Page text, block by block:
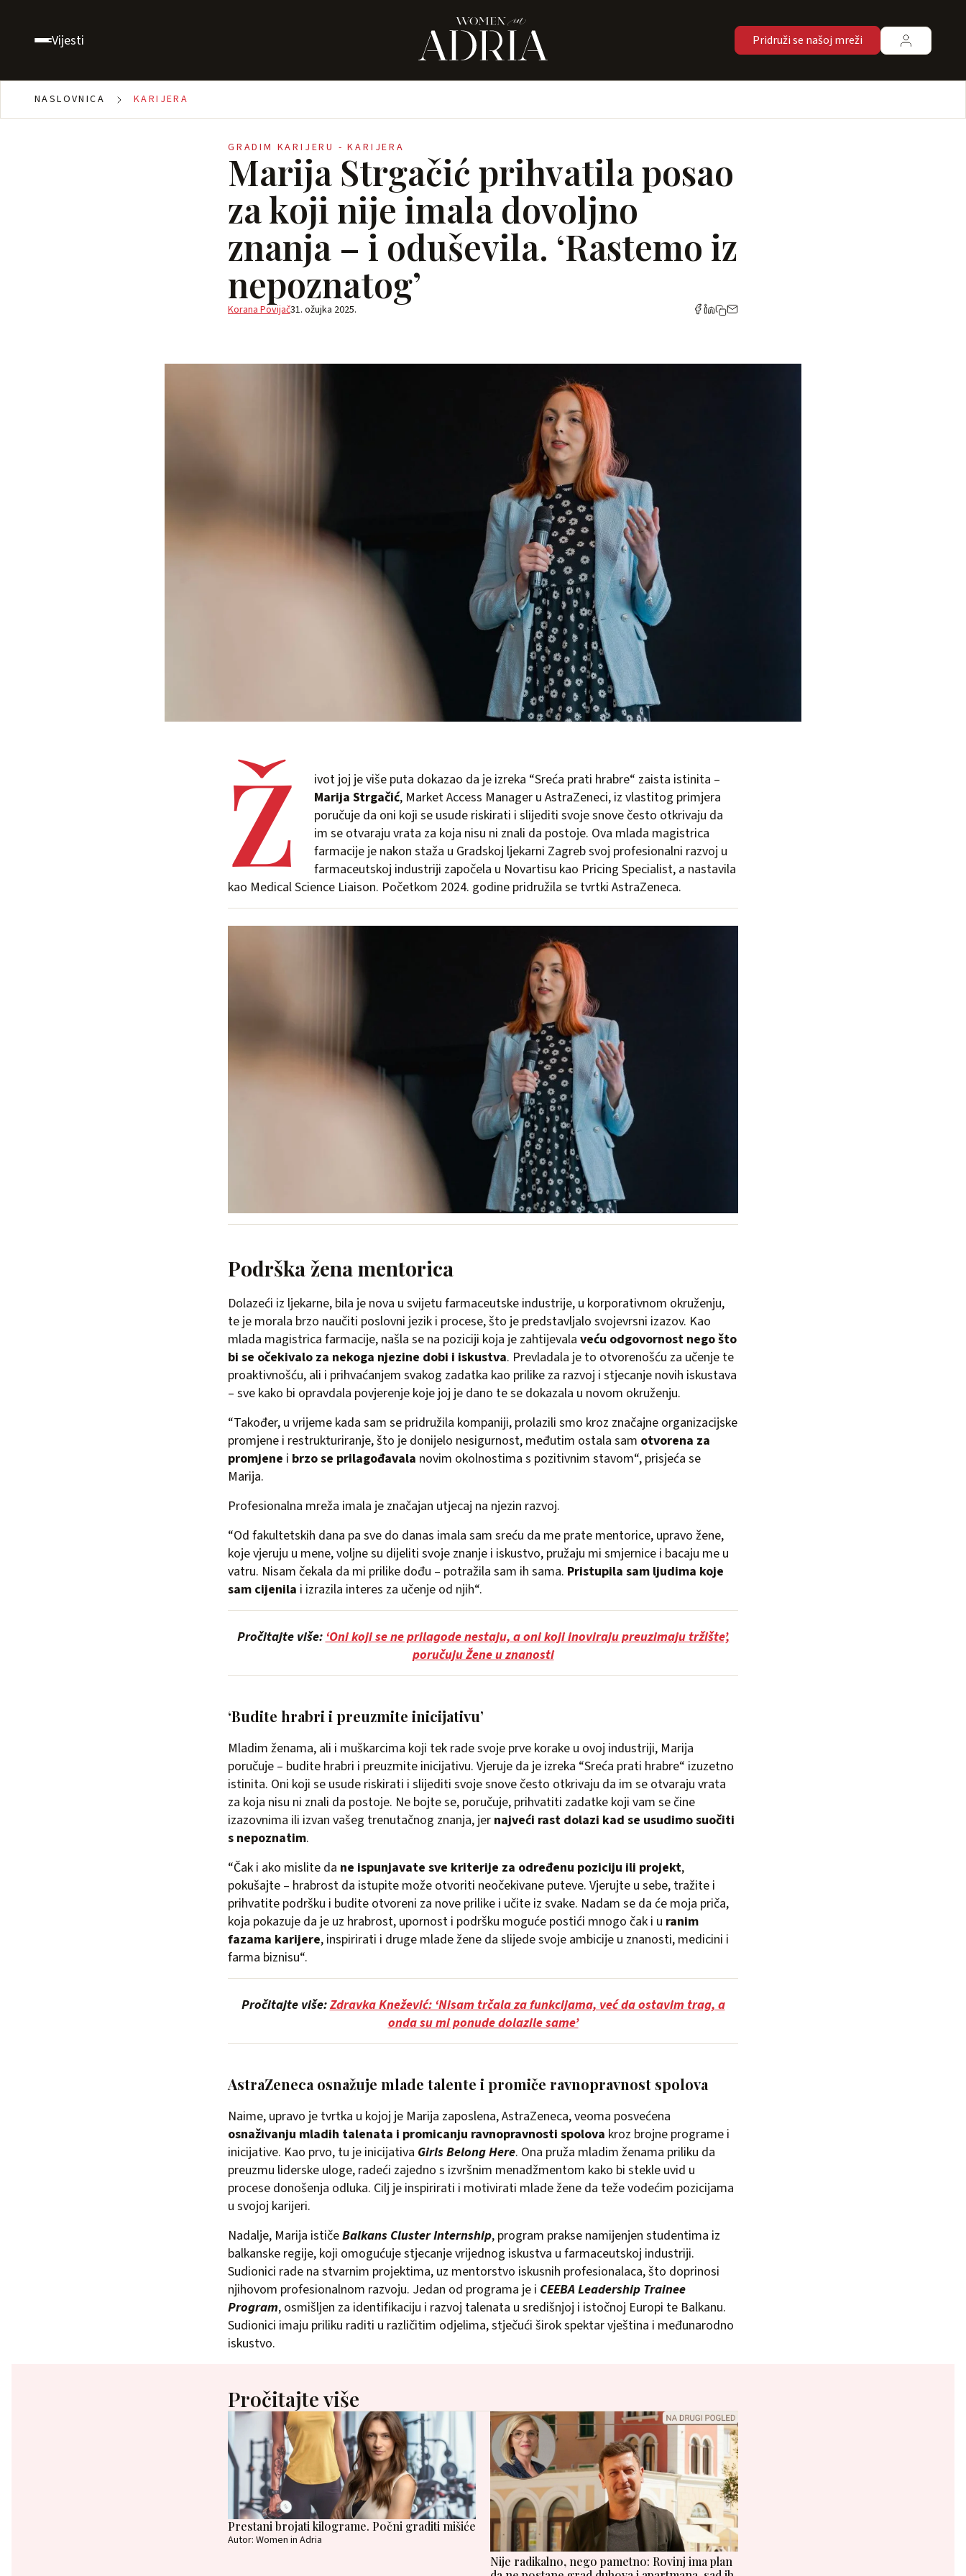
Vijesti Pridruži se našoj mreži
NASLOVNICA KARIJERA
GRADIM KARIJERU - KARIJERA
Marija Strgačić prihvatila posao
za koji nije imala dovoljno
znanja – i oduševila. ‘Rastemo iz
nepoznatog’
Korana Povijač31. ožujka 2025.
Ž
ivot joj je više puta dokazao da je izreka “Sreća prati hrabre“ zaista istinita –
Marija Strgačić, Market Access Manager u AstraZeneci, iz vlastitog primjera
poručuje da oni koji se usude riskirati i slijediti svoje snove često otkrivaju da
im se otvaraju vrata za koja nisu ni znali da postoje. Ova mlada magistrica
farmacije je nakon staža u Gradskoj ljekarni Zagreb svoj profesionalni razvoj u
farmaceutskoj industriji započela u Novartisu kao Pricing Specialist, a nastavila
kao Medical Science Liaison. Početkom 2024. godine pridružila se tvrtki AstraZeneca.
Podrška žena mentorica
Dolazeći iz ljekarne, bila je nova u svijetu farmaceutske industrije, u korporativnom okruženju,
te je morala brzo naučiti poslovni jezik i procese, što je predstavljalo svojevrsni izazov. Kao
mlada magistrica farmacije, našla se na poziciji koja je zahtijevala veću odgovornost nego što
bi se očekivalo za nekoga njezine dobi i iskustva. Prevladala je to otvorenošću za učenje te
proaktivnošću, ali i prihvaćanjem svakog zadatka kao prilike za razvoj i stjecanje novih iskustava
– sve kako bi opravdala povjerenje koje joj je dano te se dokazala u novom okruženju.
“Također, u vrijeme kada sam se pridružila kompaniji, prolazili smo kroz značajne organizacijske
promjene i restrukturiranje, što je donijelo nesigurnost, međutim ostala sam otvorena za
promjene i brzo se prilagođavala novim okolnostima s pozitivnim stavom“, prisjeća se
Marija.
Profesionalna mreža imala je značajan utjecaj na njezin razvoj.
“Od fakultetskih dana pa sve do danas imala sam sreću da me prate mentorice, upravo žene,
koje vjeruju u mene, voljne su dijeliti svoje znanje i iskustvo, pružaju mi smjernice i bacaju me u
vatru. Nisam čekala da mi prilike dođu – potražila sam ih sama. Pristupila sam ljudima koje
sam cijenila i izrazila interes za učenje od njih“.
Pročitajte više:‘Oni koji se ne prilagode nestaju, a oni koji inoviraju preuzimaju tržište’,
poručuju Žene u znanosti
‘Budite hrabri i preuzmite inicijativu’
Mladim ženama, ali i muškarcima koji tek rade svoje prve korake u ovoj industriji, Marija
poručuje – budite hrabri i preuzmite inicijativu. Vjeruje da je izreka “Sreća prati hrabre“ izuzetno
istinita. Oni koji se usude riskirati i slijediti svoje snove često otkrivaju da im se otvaraju vrata
za koja nisu ni znali da postoje. Ne bojte se, poručuje, prihvatiti zadatke koji vam se čine
izazovnima ili izvan vašeg trenutačnog znanja, jer najveći rast dolazi kad se usudimo suočiti
s nepoznatim.
“Čak i ako mislite da ne ispunjavate sve kriterije za određenu poziciju ili projekt,
pokušajte – hrabrost da istupite može otvoriti neočekivane puteve. Vjerujte u sebe, tražite i
prihvatite podršku i budite otvoreni za nove prilike i učite iz svake. Nadam se da će moja priča,
koja pokazuje da je uz hrabrost, upornost i podršku moguće postići mnogo čak i u ranim
fazama karijere, inspirirati i druge mlade žene da slijede svoje ambicije u znanosti, medicini i
farma biznisu“.
Pročitajte više:Zdravka Knežević: ‘Nisam trčala za funkcijama, već da ostavim trag, a
onda su mi ponude dolazile same’
AstraZeneca osnažuje mlade talente i promiče ravnopravnost spolova
Naime, upravo je tvrtka u kojoj je Marija zaposlena, AstraZeneca, veoma posvećena
osnaživanju mladih talenata i promicanju ravnopravnosti spolova kroz brojne programe i
inicijative. Kao prvo, tu je inicijativa Girls Belong Here. Ona pruža mladim ženama priliku da
preuzmu liderske uloge, radeći zajedno s izvršnim menadžmentom kako bi stekle uvid u
procese donošenja odluka. Cilj je inspirirati i motivirati mlade žene da teže vodećim pozicijama
u svojoj karijeri.
Nadalje, Marija ističeBalkans Cluster Internship, program prakse namijenjen studentima iz
balkanske regije, koji omogućuje stjecanje vrijednog iskustva u farmaceutskoj industriji.
Sudionici rade na stvarnim projektima, uz mentorstvo iskusnih profesionalaca, što doprinosi
njihovom profesionalnom razvoju. Jedan od programa je i CEEBA Leadership Trainee
Program, osmišljen za identifikaciju i razvoj talenata u središnjoj i istočnoj Europi te Balkanu.
Sudionici imaju priliku raditi u različitim odjelima, stječući širok spektar vještina i međunarodno
iskustvo.
Pročitajte više
Prestani brojati kilograme. Počni graditi mišiće
Autor: Women in Adria
Nije radikalno, nego pametno: Rovinj ima plan